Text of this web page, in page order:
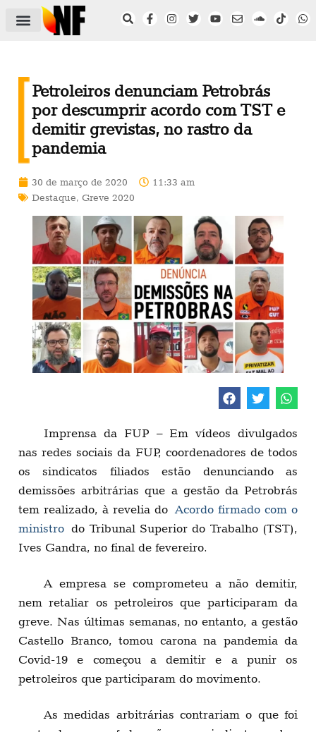
Petroleiros denunciam Petrobrás
por descumprir acordo com TST e
demitir grevistas, no rastro da
pandemia
30 de março de 2020
11:33 am
Destaque, Greve 2020
Imprensa da FUP – Em vídeos divulgados
nas redes sociais da FUP, coordenadores de todos
os sindicatos filiados estão denunciando as
demissões arbitrárias que a gestão da Petrobrás
tem realizado, à revelia do Acordo firmado com o
ministro do Tribunal Superior do Trabalho (TST),
Ives Gandra, no final de fevereiro.
A empresa se comprometeu a não demitir,
nem retaliar os petroleiros que participaram da
greve. Nas últimas semanas, no entanto, a gestão
Castello Branco, tomou carona na pandemia da
Covid-19 e começou a demitir e a punir os
petroleiros que participaram do movimento.
As medidas arbitrárias contrariam o que foi